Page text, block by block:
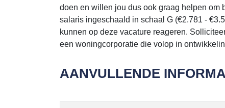
doen en willen jou dus ook graag helpen om
salaris ingeschaald in schaal G (€2.781 -
kunnen op deze vacature reageren.
een woningcorporatie die volop in
AANVULLENDE